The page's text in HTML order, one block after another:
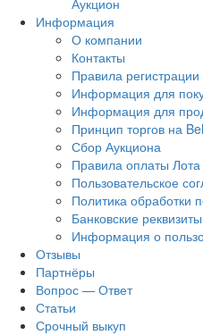
Аукцион
Информация
О компании
Контакты
Правила регистрации
Информация для
Информация для
Принцип торгов на
Сбор Аукциона
Правила оплаты Лота
Пользовательское
Политика обработки
Банковские реквизиты
Информация о
Отзывы
Партнёры
Вопрос — Ответ
Статьи
Срочный выкуп